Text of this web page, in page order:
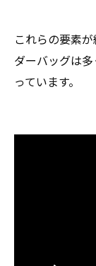
これらの要素
ダーバッグは
っています。